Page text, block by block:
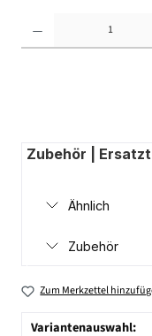
Zubehör |
Ähnlich
Zubehör
Zum Merkzettel
Variantenauswahl: